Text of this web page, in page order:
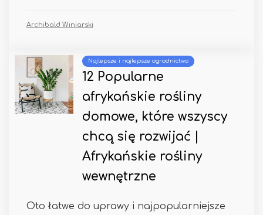
Archibald Winiarski
Najlepsze i najlepsze ogrodnictwo
12 Popularne
afrykańskie rośliny
domowe, które wszyscy
chcą się rozwijać |
Afrykańskie rośliny
wewnętrzne
Oto łatwe do uprawy i najpopularniejsze